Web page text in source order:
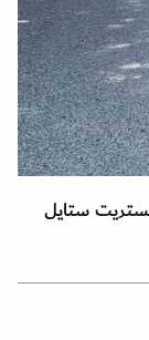
ستايل